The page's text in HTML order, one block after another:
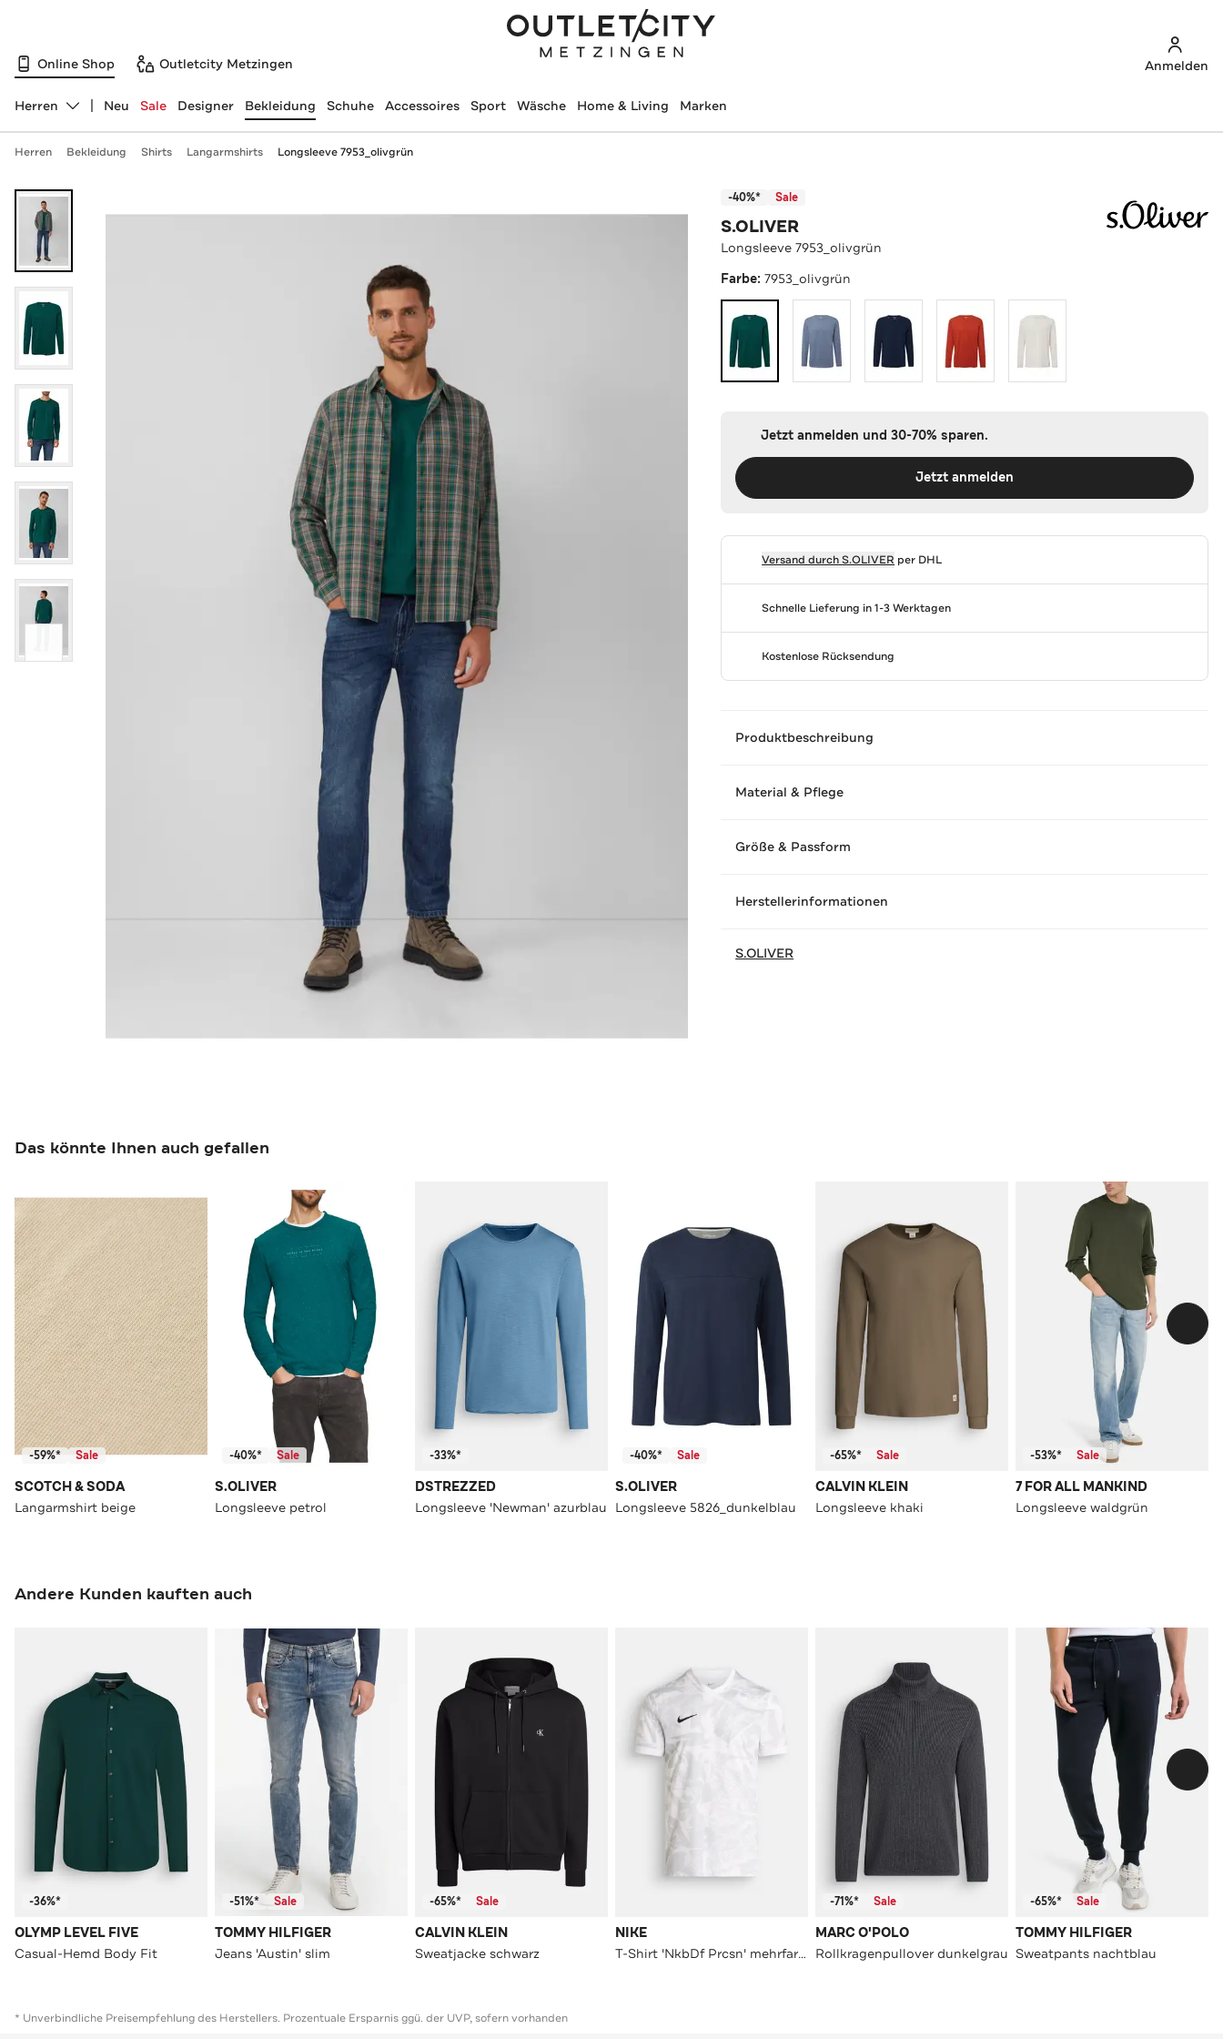
Online Shop Outletcity Metzingen Anmelden
Abteilung ändern, ausgewählt:
Herren Neu Sale Designer Bekleidung Schuhe Accessoires Sport Wäsche Home & Living Marken
Herren Bekleidung Shirts Langarmshirts Longsleeve 7953_olivgrün
-40%* Sale
S.OLIVER
Longsleeve 7953_olivgrün
Farbe:7953_olivgrün
Jetzt anmelden und 30-70% sparen.
Jetzt anmelden
Versand durchS.OLIVER per DHL
Schnelle Lieferung in 1-3 Werktagen
Kostenlose Rücksendung
Produktbeschreibung
Material & Pflege
Größe & Passform
Herstellerinformationen
S.OLIVER
Das könnte Ihnen auch gefallen
-59%* Sale
SCOTCH & SODA
Langarmshirt beige
-40%* Sale
S.OLIVER
Longsleeve petrol
-33%*
DSTREZZED
Longsleeve 'Newman' azurblau
-40%* Sale
S.OLIVER
Longsleeve 5826_dunkelblau
-65%* Sale
CALVIN KLEIN
Longsleeve khaki
-53%* Sale
7 FOR ALL MANKIND
Longsleeve waldgrün
Andere Kunden kauften auch
-36%*
OLYMP LEVEL FIVE
Casual-Hemd Body Fit
-51%* Sale
TOMMY HILFIGER
Jeans 'Austin' slim
-65%* Sale
CALVIN KLEIN
Sweatjacke schwarz
NIKE
T-Shirt 'NkbDf Prcsn' mehrfarbig
-71%* Sale
MARC O'POLO
Rollkragenpullover dunkelgrau
-65%* Sale
TOMMY HILFIGER
Sweatpants nachtblau
* Unverbindliche Preisempfehlung des Herstellers. Prozentuale Ersparnis ggü. der UVP, sofern vorhanden